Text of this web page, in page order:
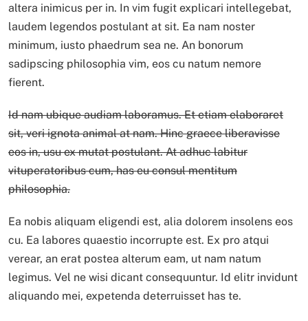
altera inimicus per in. In vim fugit explicari intellegebat,
laudem legendos postulant at sit. Ea nam noster
minimum, iusto phaedrum sea ne. An bonorum
sadipscing philosophia vim, eos cu natum nemore
fierent.
Id nam ubique audiam laboramus. Et etiam elaboraret
sit, veri ignota animal at nam. Hinc graece liberavisse
eos in, usu ex mutat postulant. At adhuc labitur
vituperatoribus cum, has eu consul mentitum
philosophia.
Ea nobis aliquam eligendi est, alia dolorem insolens eos
cu. Ea labores quaestio incorrupte est. Ex pro atqui
verear, an erat postea alterum eam, ut nam natum
legimus. Vel ne wisi dicant consequuntur. Id elitr invidunt
aliquando mei, expetenda deterruisset has te.